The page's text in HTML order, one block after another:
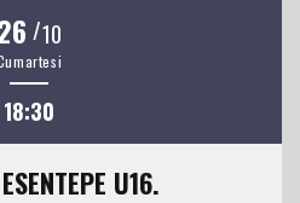
/10
18:30
U16.